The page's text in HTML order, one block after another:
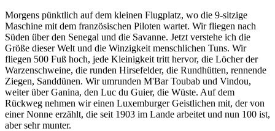
Morgens pünktlich auf dem kleinen Flugplatz, wo die 9-sitzige
Maschine mit dem französischen Piloten wartet. Wir fliegen nach
Süden über den Senegal und die Savanne. Jetzt verstehe ich die
Größe dieser Welt und die Winzigkeit menschlichen Tuns. Wir
fliegen 500 Fuß hoch, jede Kleinigkeit tritt hervor, die Löcher der
Warzenschweine, die runden Hirsefelder, die Rundhütten, rennende
Ziegen, Sanddünen. Wir umrunden M'Bar Toubab und Vindou,
weiter über Ganina, den Luc du Guier, die Wüste. Auf dem
Rückweg nehmen wir einen Luxemburger Geistlichen mit, der von
einer Nonne erzählt, die seit 1903 im Lande arbeitet und nun 100 ist,
aber sehr munter.